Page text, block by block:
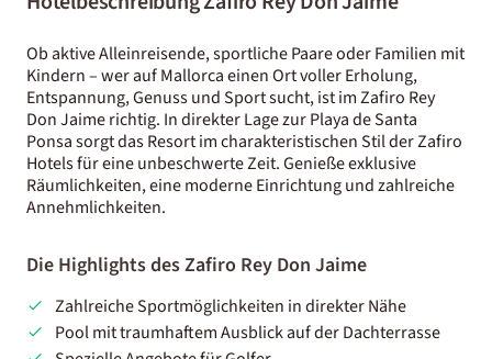
Ob aktive Alleinreisende, sportliche Paare oder Familien mit
Kindern – wer auf Mallorca einen Ort voller Erholung,
Entspannung, Genuss und Sport sucht, ist im Zafiro Rey
Don Jaime richtig. In direkter Lage zur Playa de Santa
Ponsa sorgt das Resort im charakteristischen Stil der Zafiro
Hotels für eine unbeschwerte Zeit. Genieße exklusive
Räumlichkeiten, eine moderne Einrichtung und zahlreiche
Annehmlichkeiten.
Die Highlights des Zafiro Rey Don Jaime
Zahlreiche Sportmöglichkeiten in direkter Nähe
Pool mit traumhaftem Ausblick auf der Dachterrasse